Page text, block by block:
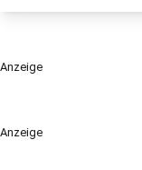
Anzeige
Anzeige